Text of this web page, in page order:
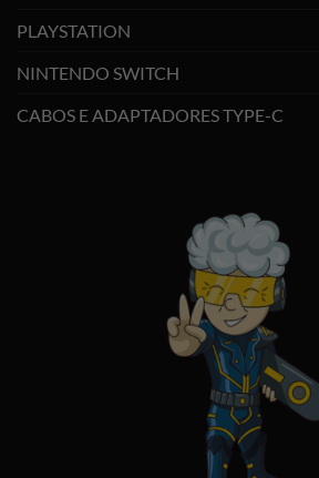
PLAYSTATION
NINTENDO SWITCH
CABOS E ADAPTADORES TYPE-C